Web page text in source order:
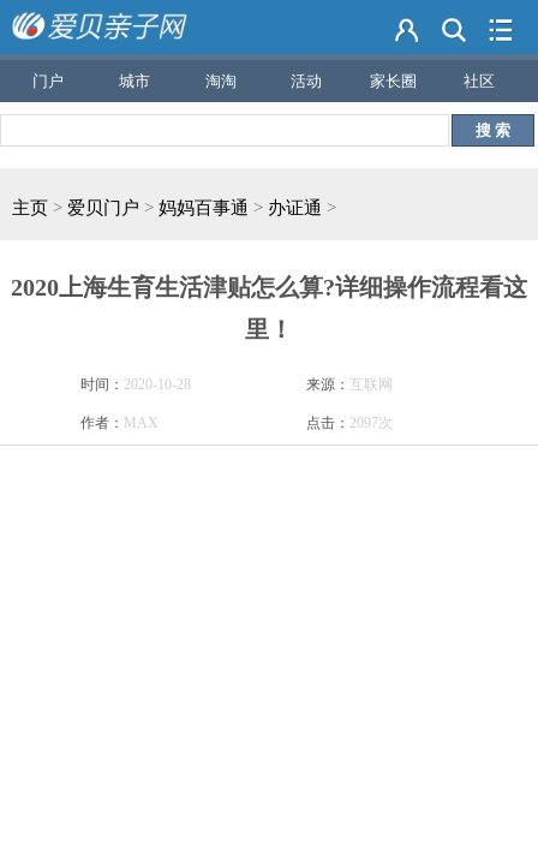
门户 城市 淘淘 活动 家长圈 社区
搜 索
主页 > 爱贝门户 > 妈妈百事通 > 办证通 >
2020上海生育生活津贴怎么算?详细操作流程看这
里！
时间： 2020-10-28 来源：互联网
作者： MAX 点击： 2097次